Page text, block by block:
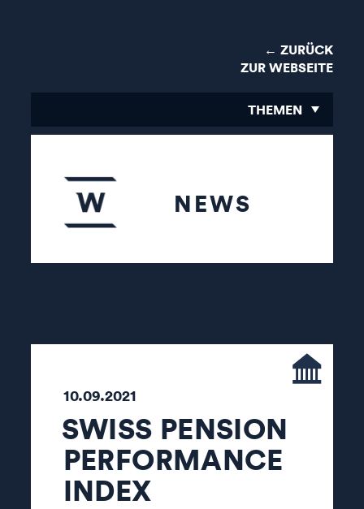
← ZURÜCK
ZUR WEBSEITE
THEMEN
NEWS
10.09.2021
SWISS PENSION
PERFORMANCE
INDEX